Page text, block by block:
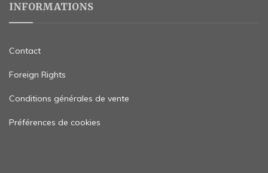
INFORMATIONS
Contact
Foreign Rights
Conditions générales de vente
Préférences de cookies